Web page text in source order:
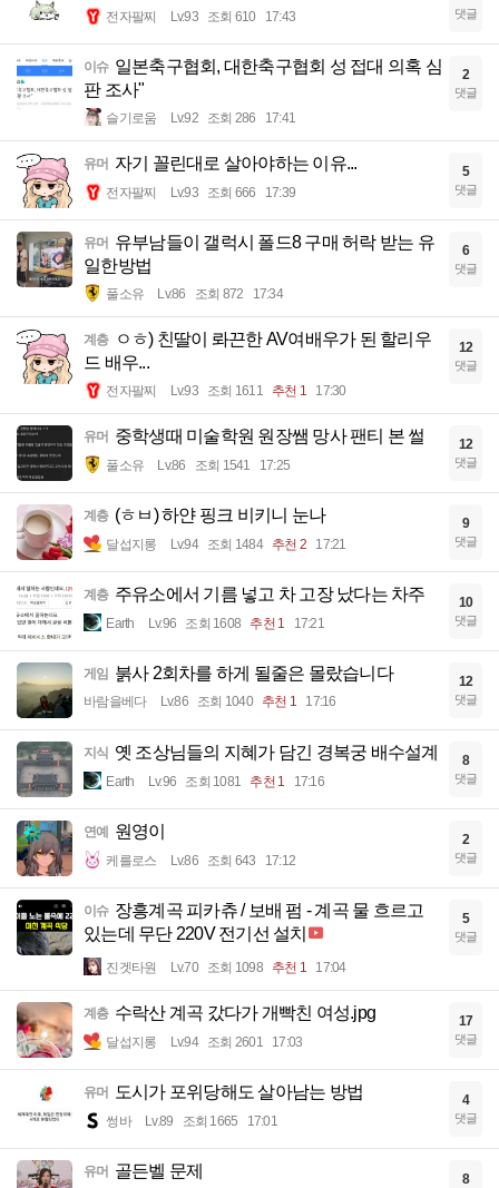
전자팔찌 Lv.93 조회 610 17:43 댓글
이슈 일본축구협회, 대한축구협회 성 접대 의혹 심
판 조사"
슬기로움 Lv.92 조회 286 17:41
2
댓글
유머 자기 꼴린대로 살아야하는 이유...
전자팔찌 Lv.93 조회 666 17:39
5
댓글
유머 유부남들이 갤럭시 폴드8 구매 허락 받는 유
일한방법
풀소유 Lv.86 조회 872 17:34
6
댓글
계층
ㅇㅎ) 친딸이 롸끈한 AV여배우가 된 할리우
드 배우...
전자팔찌 Lv.93 조회 1611 추천 1 17:30
12
댓글
유머 중학생때 미술학원 원장쌤 망사 팬티 본 썰
풀소유 Lv.86 조회 1541 17:25
12
댓글
계층 (ㅎㅂ) 하얀 핑크 비키니 눈나
달섭지롱 Lv.94 조회 1484 추천 2 17:21
9
댓글
계층 주유소에서 기름 넣고 차 고장 났다는 차주
Earth Lv.96 조회 1608 추천 1 17:21
10
댓글
게임 붉사 2회차를 하게 될줄은 몰랐습니다
바람을베다 Lv.86 조회 1040 추천 1 17:16
12
댓글
지식 옛 조상님들의 지혜가 담긴 경복궁 배수설계
Earth Lv.96 조회 1081 추천 1 17:16
8
댓글
연예 원영이
케를로스 Lv.86 조회 643 17:12
2
댓글
이슈 장흥계곡 피카츄 / 보배 펌 - 계곡 물 흐르고
있는데 무단 220V 전기선 설치
진겟타원 Lv.70 조회 1098 추천 1 17:04
5
댓글
계층 수락산 계곡 갔다가 개빡친 여성.jpg
달섭지롱 Lv.94 조회 2601 17:03
17
댓글
유머 도시가 포위당해도 살아남는 방법
썽바 Lv.89 조회 1665 17:01
4
댓글
유머 골든벨 문제 8